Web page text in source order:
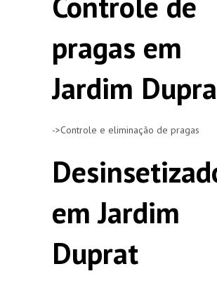
pragas em
Jardim
->Controle e eliminação de pragas
em Jardim
Duprat